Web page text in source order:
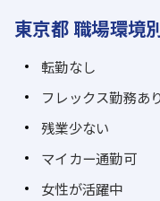
東京都 職場環境
転勤なし
フレックス勤務あり
残業少ない
マイカー通勤可
女性が活躍中